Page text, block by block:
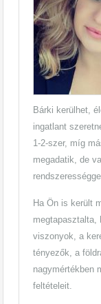
Bárki kerülhet,
ingatlant
1-2-szer, míg
megadatik, de
Ha Ön is került
megtapasztalta,
viszonyok, a
tényezők, a
nagymértékben
feltételeit.